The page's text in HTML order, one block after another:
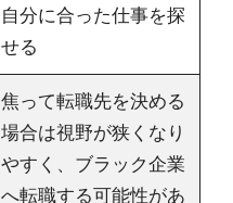
自分に合った仕事を探
せる
焦って転職先を決める
場合は視野が狭くなり
やすく、ブラック企業
へ転職する可能性があ